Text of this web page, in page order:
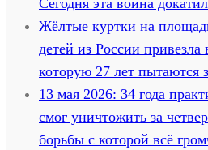
Жёлтые куртки на
детей из России
которую 27 лет пытаются
13 мая 2026: 34 года
смог уничтожить за
борьбы с которой всё